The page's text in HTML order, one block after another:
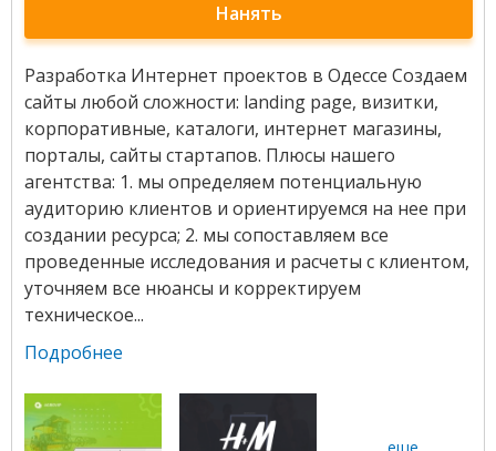
Нанять
Разработка Интернет проектов в Одессе Создаем
сайты любой сложности: landing page, визитки,
корпоративные, каталоги, интернет магазины,
порталы, сайты стартапов. Плюсы нашего
агентства: 1. мы определяем потенциальную
аудиторию клиентов и ориентируемся на нее при
создании ресурса; 2. мы сопоставляем все
проведенные исследования и расчеты с клиентом,
уточняем все нюансы и корректируем
техническое...
Подробнее